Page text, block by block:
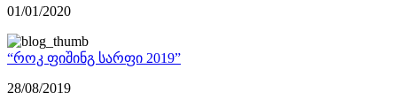
01/01/2020
“როკ ფიშინგ სარფი 2019”
28/08/2019